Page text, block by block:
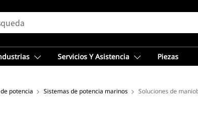
Servicios Y Asistencia Piezas
potencia Sistemas de potencia marinos Soluciones de